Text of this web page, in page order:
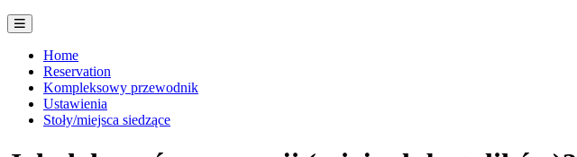
Home
Reservation
Kompleksowy przewodnik
Ustawienia
Stoły/miejsca siedzące